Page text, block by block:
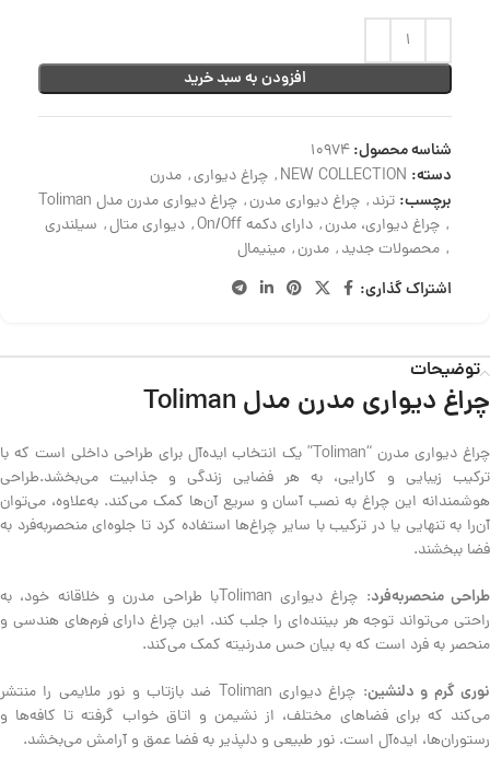
افزودن به سبد خرید
شناسه محصول:10974
دسته: NEW COLLECTION
, چراغ دیواری, مدرن
برچسب: ترند, چراغ دیواری مدرن, چراغ دیواری مدرن مدل Toliman
, چراغ دیواری، مدرن, دارای دکمه On/Off , دیواری متال, سیلندری
, محصولات جدید, مدرن, مینیمال
اشتراک گذاری:
توضیحات
چراغ دیواری مدرن مدل Toliman
چراغ دیواری مدرن “Toliman” یک انتخاب ایده‌آل برای طراحی داخلی است که با
ترکیب زیبایی و کارایی، به هر فضایی زندگی و جذابیت می‌بخشد.طراحی
هوشمندانه این چراغ‌ به نصب آسان و سریع آن‌ها کمک می‌کند. به‌علاوه، می‌توان
آن‌را به تنهایی یا در ترکیب با سایر چراغ‌ها استفاده کرد تا جلوه‌ای منحصربه‌فرد به
فضا ببخشند.
طراحی منحصربه‌فرد
: چراغ دیواری Tolimanبا طراحی مدرن و خلاقانه خود، به
راحتی می‌تواند توجه هر بیننده‌ای را جلب کند. این چراغ دارای فرم‌های هندسی و
منحصر به فرد است که به بیان حس مدرنیته کمک می‌کند.
نوری گرم و دلنشین
: چراغ دیواری Toliman ضد بازتاب و نور ملایمی را منتشر
می‌کند که برای فضاهای مختلف، از نشیمن و اتاق خواب گرفته تا کافه‌ها و
رستوران‌ها، ایده‌آل است. نور طبیعی و دلپذیر به فضا عمق و آرامش می‌بخشد.